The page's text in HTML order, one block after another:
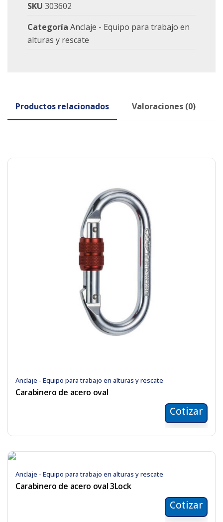
SKU 303602
Categoría Anclaje - Equipo para trabajo en
alturas y rescate
Productos relacionados Valoraciones (0)
Anclaje - Equipo para trabajo en alturas y rescate
Carabinero de acero oval
Cotizar
Anclaje - Equipo para trabajo en alturas y rescate
Carabinero de acero oval 3Lock
Cotizar